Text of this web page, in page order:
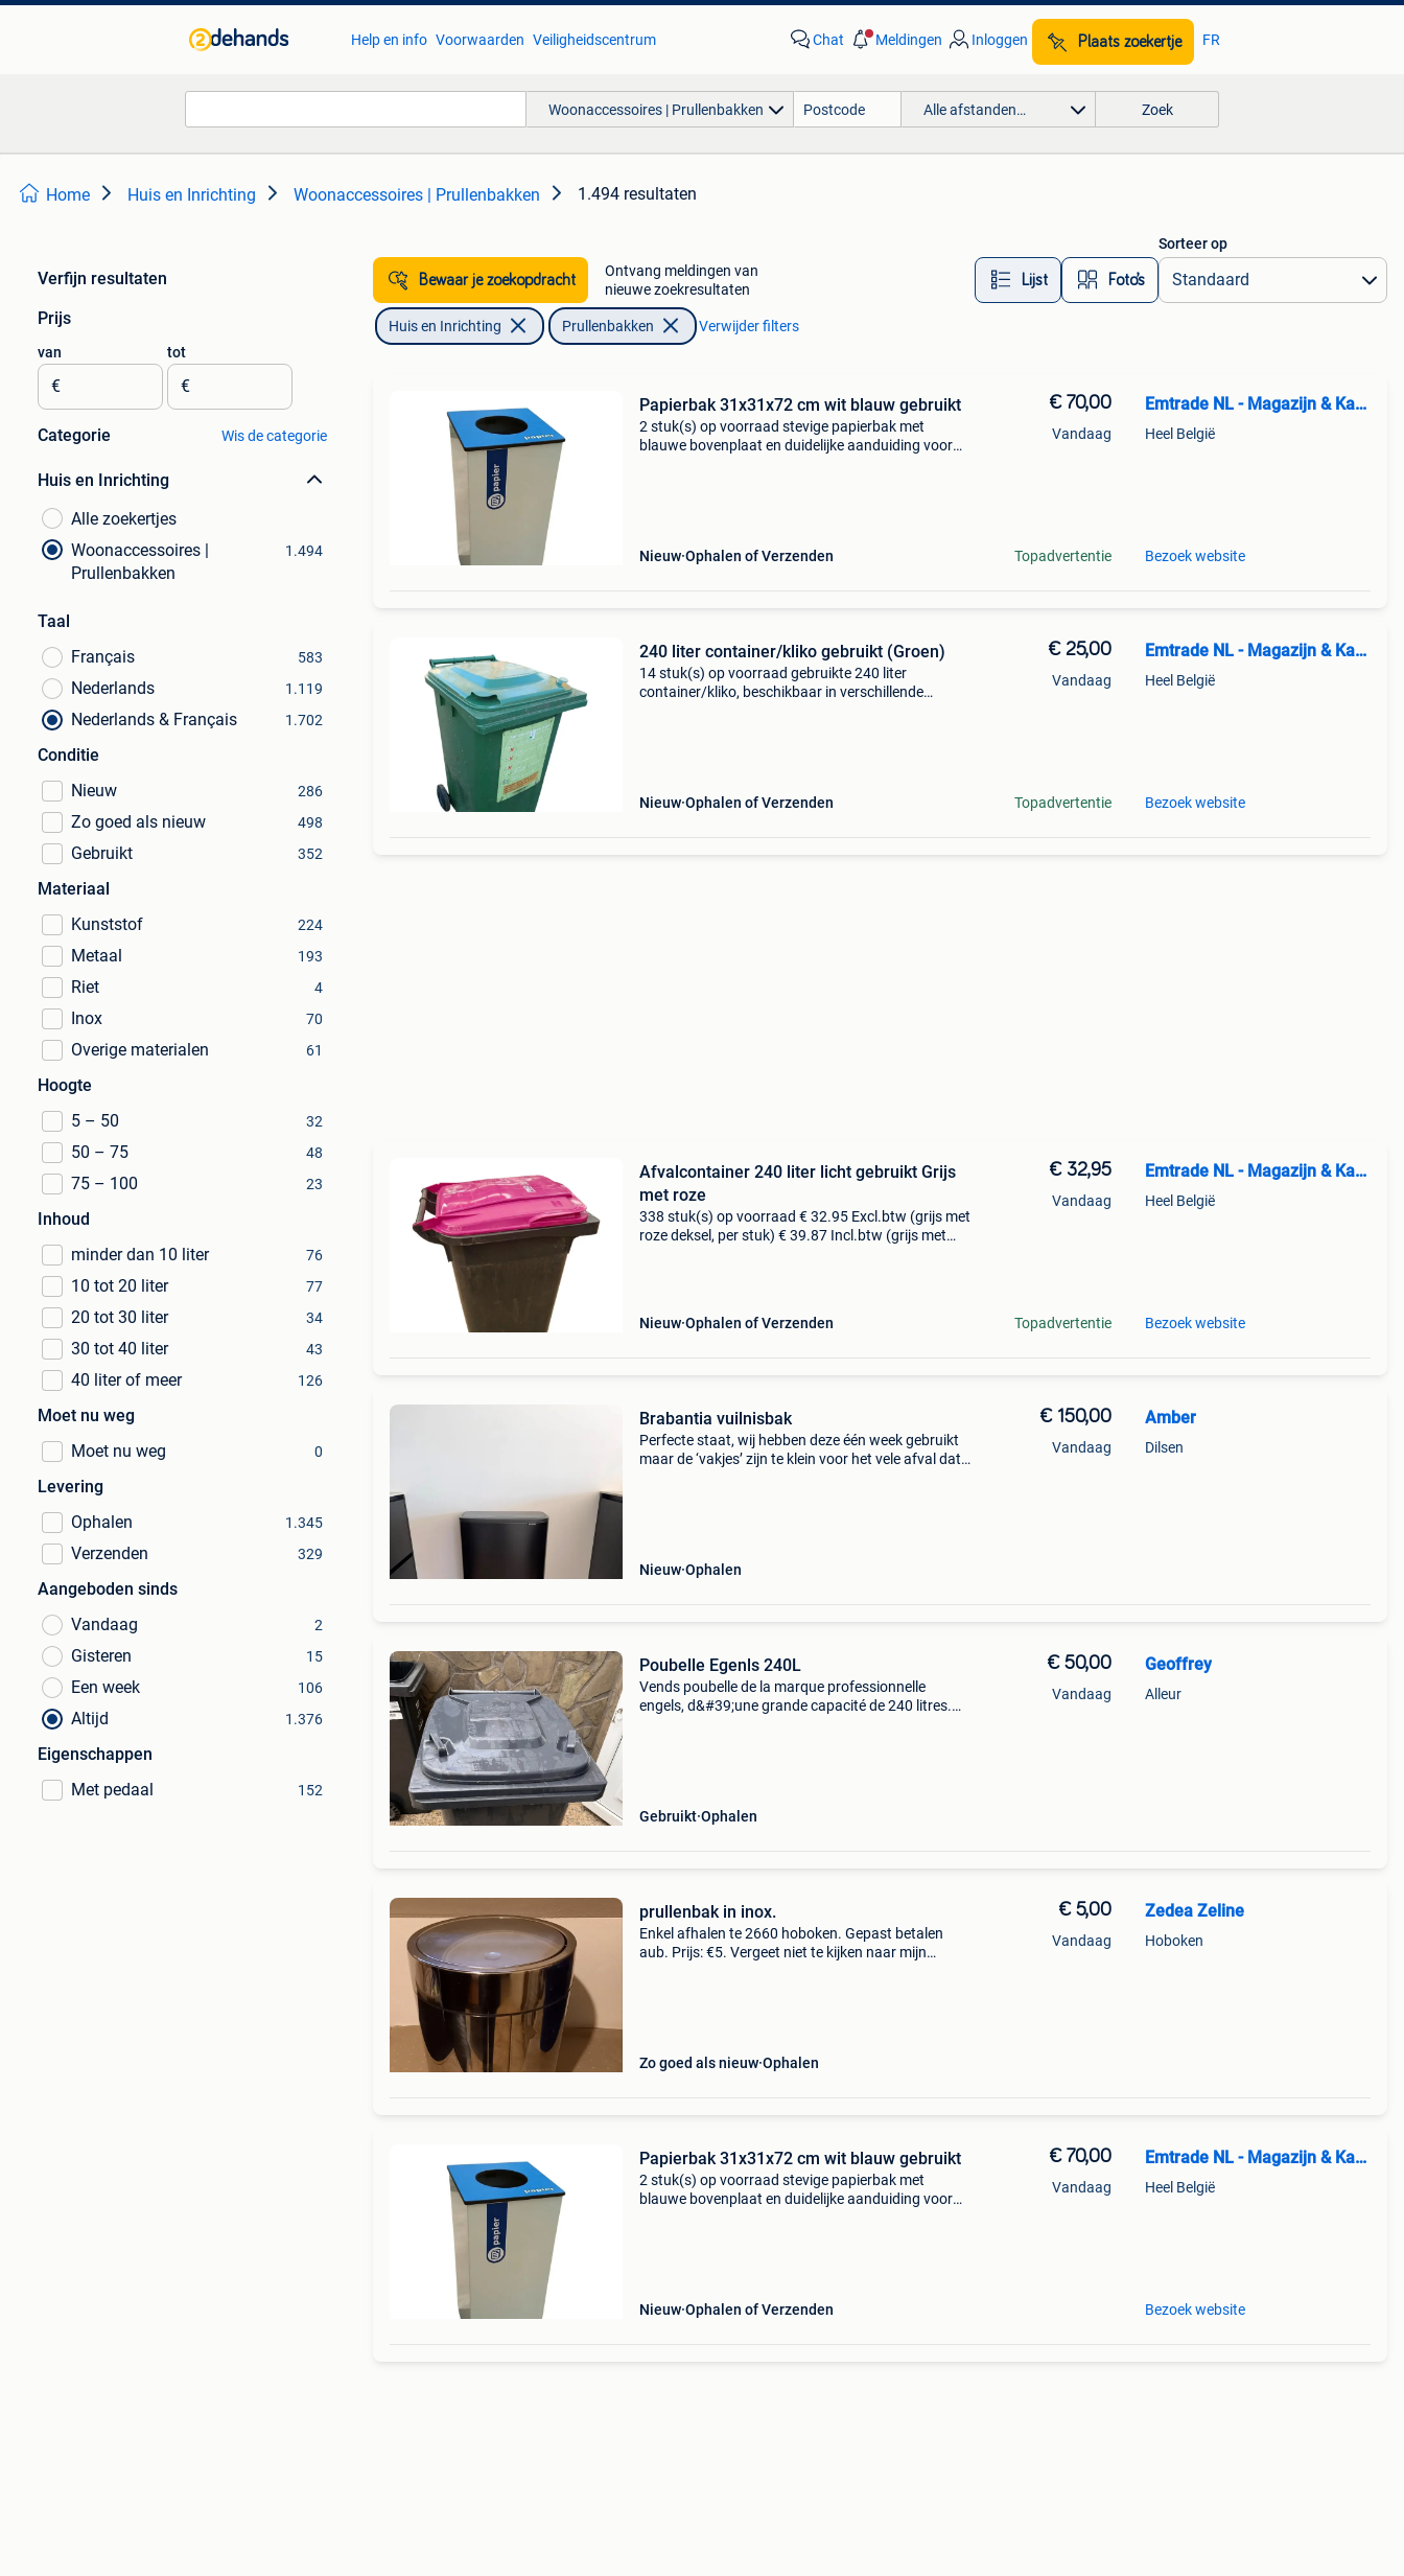
Help en info Voorwaarden Veiligheidscentrum Chat Meldingen Inloggen Plaats zoekertje FR
Woonaccessoires | Prullenbakken Alle afstanden… Zoek
Home Huis en Inrichting Woonaccessoires | Prullenbakken 1.494 resultaten
Verfijn resultaten
Prijs
van
€
tot
€
Categorie Wis de categorie
Huis en Inrichting
Alle zoekertjes
Woonaccessoires |
Prullenbakken
1.494
Taal
Français
583
Nederlands 1.119
Nederlands & Français 1.702
Conditie
Nieuw
286
Zo goed als nieuw 498
Gebruikt 352
Materiaal
Kunststof
224
Metaal 193
Riet 4
Inox 70
Overige materialen 61
Hoogte
5 – 50
32
50 – 75 48
75 – 100 23
Inhoud
minder dan 10 liter
76
10 tot 20 liter 77
20 tot 30 liter 34
30 tot 40 liter 43
40 liter of meer 126
Moet nu weg
Moet nu weg
0
Levering
Ophalen
1.345
Verzenden 329
Aangeboden sinds
Vandaag
2
Gisteren 15
Een week 106
Altijd 1.376
Eigenschappen
Met pedaal
152
Bewaar je zoekopdracht
Ontvang meldingen van
nieuwe zoekresultaten
Lijst Foto’s
Sorteer op
Huis en Inrichting Prullenbakken Verwijder filters
Papierbak 31x31x72 cm wit blauw gebruikt
2 stuk(s) op voorraad stevige papierbak met
blauwe bovenplaat en duidelijke aanduiding voor
Nieuw Ophalen of Verzenden
€ 70,00
Vandaag
Topadvertentie
Emtrade NL - Magazijn & Kantoor
Heel België
Bezoek website
240 liter container/kliko gebruikt (Groen)
14 stuk(s) op voorraad gebruikte 240 liter
container/kliko, beschikbaar in verschillende
Nieuw Ophalen of Verzenden
€ 25,00
Vandaag
Topadvertentie
Emtrade NL - Magazijn & Kantoor
Heel België
Bezoek website
Afvalcontainer 240 liter licht gebruikt Grijs
met roze
338 stuk(s) op voorraad € 32.95 Excl.btw (grijs met
roze deksel, per stuk) € 39.87 Incl.btw (grijs met
Nieuw Ophalen of Verzenden
€ 32,95
Vandaag
Topadvertentie
Emtrade NL - Magazijn & Kantoor
Heel België
Bezoek website
Brabantia vuilnisbak
Perfecte staat, wij hebben deze één week gebruikt
maar de ‘vakjes’ zijn te klein voor het vele afval dat
Nieuw Ophalen
€ 150,00
Vandaag
Amber
Dilsen
Poubelle Egenls 240L
Vends poubelle de la marque professionnelle
engels, d&#39;une grande capacité de 240 litres.
Gebruikt Ophalen
€ 50,00
Vandaag
Geoffrey
Alleur
prullenbak in inox.
Enkel afhalen te 2660 hoboken. Gepast betalen
aub. Prijs: €5. Vergeet niet te kijken naar mijn
Zo goed als nieuw Ophalen
€ 5,00
Vandaag
Zedea Zeline
Hoboken
Papierbak 31x31x72 cm wit blauw gebruikt
2 stuk(s) op voorraad stevige papierbak met
blauwe bovenplaat en duidelijke aanduiding voor
Nieuw Ophalen of Verzenden
€ 70,00
Vandaag
Emtrade NL - Magazijn & Kantoor
Heel België
Bezoek website